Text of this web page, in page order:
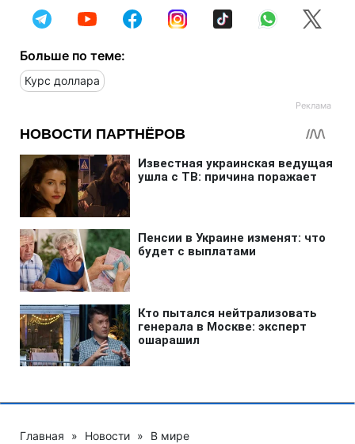
Больше по теме:
Курс доллара
Главная » Новости » В мире